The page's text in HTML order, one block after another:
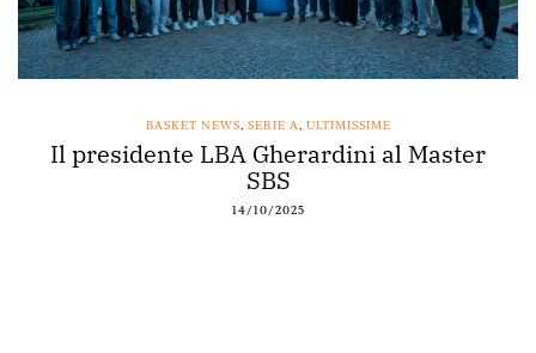
al Master
BASKET NEWS,NAPOLI BASKET
Acqua Vera main sponsor